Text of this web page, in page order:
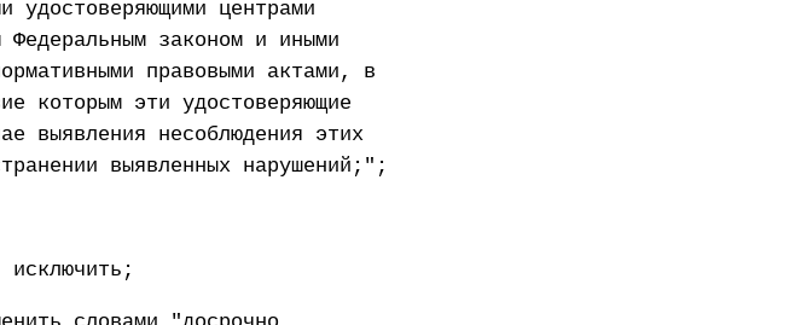
удостоверяющими центрами
Федеральным законом и иными
правовыми актами, в
которым эти удостоверяющие
выявления несоблюдения этих
выявленных нарушений;";